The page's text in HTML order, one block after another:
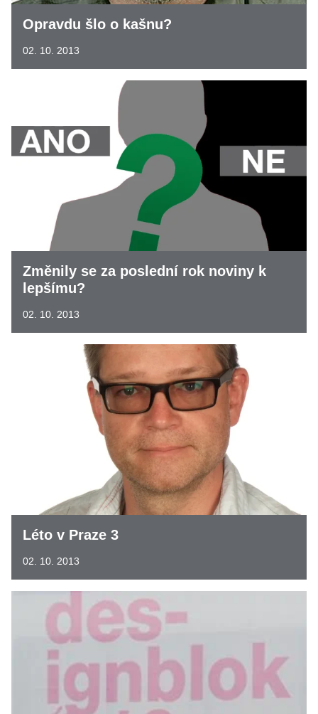
Opravdu šlo o kašnu?
02. 10. 2013
Změnily se za poslední rok noviny k
lepšímu?
02. 10. 2013
Léto v Praze 3
02. 10. 2013